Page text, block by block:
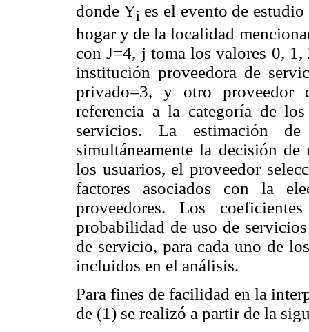
donde Yi es el evento de
hogar y de la localidad
con J=4, j toma los valores 0,
institución proveedora de
privado=3, y otro proveedor
referencia a la categoría de
servicios. La estimación
simultáneamente la decisión
los usuarios, el proveedor
factores asociados con la
proveedores. Los
probabilidad de uso de
de servicio, para cada uno de
incluidos en el análisis.
Para fines de facilidad en la
de (1) se realizó a partir de la